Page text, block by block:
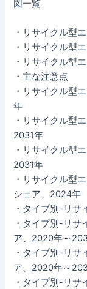
図一覧
・リサイクル型
・リサイクル型
・リサイクル型
・主な注意点
・リサイクル型
年
・リサイクル型
2031年
・リサイクル型
2031年
・リサイクル型
シェア、2024年
・タイプ別-リサ
・タイプ別-リサ
ア、2020年～
・タイプ別-リサ
ア、2020年～
・タイプ別-リサ